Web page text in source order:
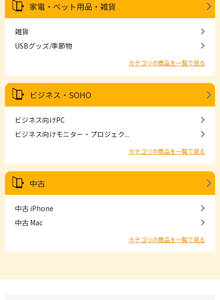
家電・ペット用品・雑貨
雑貨
USBグッズ/季節物
カテゴリの商品を一覧で見る
ビジネス・SOHO
ビジネス向けPC
ビジネス向けモニター・プロジェク...
カテゴリの商品を一覧で見る
中古
中古 iPhone
中古 Mac
カテゴリの商品を一覧で見る